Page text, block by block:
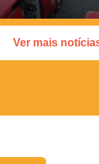
Ver mais